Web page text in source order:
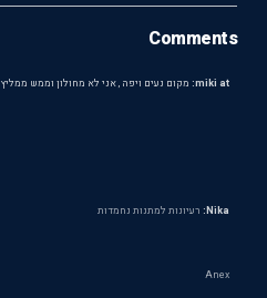
Comments
miki at: מקום נעים ויפה , אני לא מחולון וממש ממליץ
Nika: רעיונות למתנות נחמדות
Anex